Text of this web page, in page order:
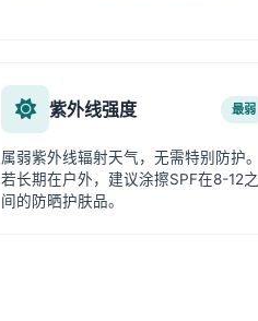
紫外线强度 最弱
属弱紫外线辐射天气，无需特别防护。
若长期在户外，建议涂擦SPF在8-12之
间的防晒护肤品。